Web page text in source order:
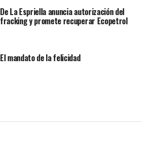
De La Espriella anuncia autorización del
fracking y promete recuperar Ecopetrol
El mandato de la felicidad